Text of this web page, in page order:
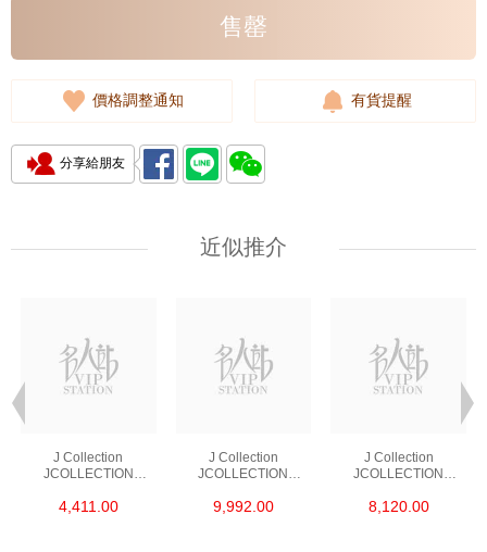
售罄
價格調整通知 有貨提醒
分享給朋友
近似推介
J Collection
JCOLLECTION
RDDI 0.48 CT18KR
4,411.00
J Collection
JCOLLECTION
RDDI 1.34 CT18KW
9,992.00
J Collection
JCOLLECTION
W/DIAMOND 7
8,120.00